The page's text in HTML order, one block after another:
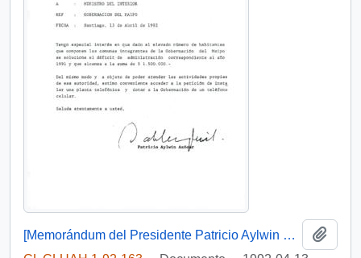
[Memorándum del Presidente Patricio Aylwin a Ministro del Interior, Enrique Krauss]